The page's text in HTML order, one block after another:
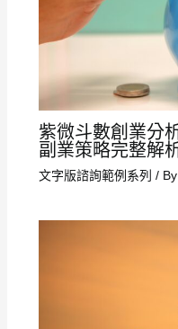
紫微斗數創業分
副業策略完整解
文字版諮詢範例系列 / By